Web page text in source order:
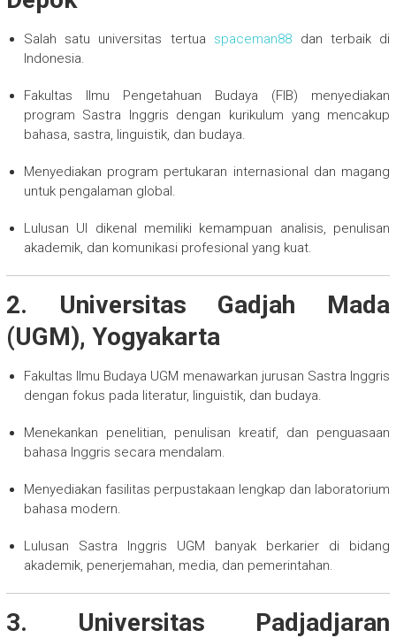
Salah satu universitas tertua spaceman88 dan terbaik di
Indonesia.
Fakultas Ilmu Pengetahuan Budaya (FIB) menyediakan
program Sastra Inggris dengan kurikulum yang mencakup
bahasa, sastra, linguistik, dan budaya.
Menyediakan program pertukaran internasional dan magang
untuk pengalaman global.
Lulusan UI dikenal memiliki kemampuan analisis, penulisan
akademik, dan komunikasi profesional yang kuat.
2. Universitas Gadjah Mada
(UGM), Yogyakarta
Fakultas Ilmu Budaya UGM menawarkan jurusan Sastra Inggris
dengan fokus pada literatur, linguistik, dan budaya.
Menekankan penelitian, penulisan kreatif, dan penguasaan
bahasa Inggris secara mendalam.
Menyediakan fasilitas perpustakaan lengkap dan laboratorium
bahasa modern.
Lulusan Sastra Inggris UGM banyak berkarier di bidang
akademik, penerjemahan, media, dan pemerintahan.
3. Universitas Padjadjaran